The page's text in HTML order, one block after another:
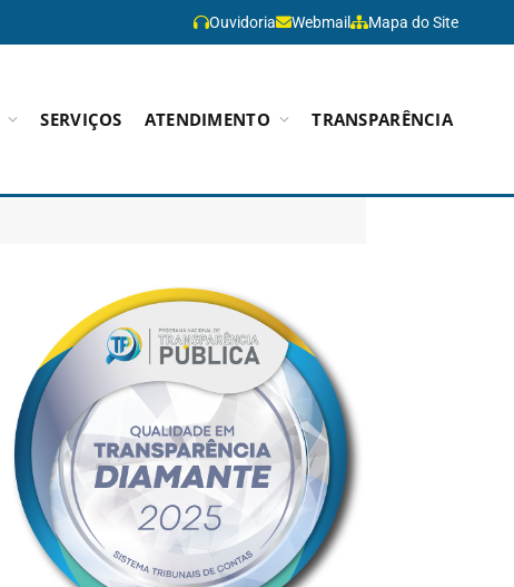
Ouvidoria Webmail Mapa do Site
SERVIÇOS ATENDIMENTO TRANSPARÊNCIA